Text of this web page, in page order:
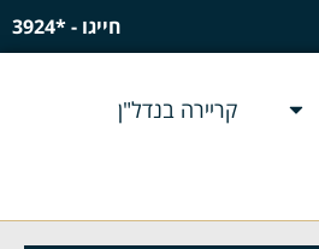
חייגו - *3924
קריירה בנדל"ן